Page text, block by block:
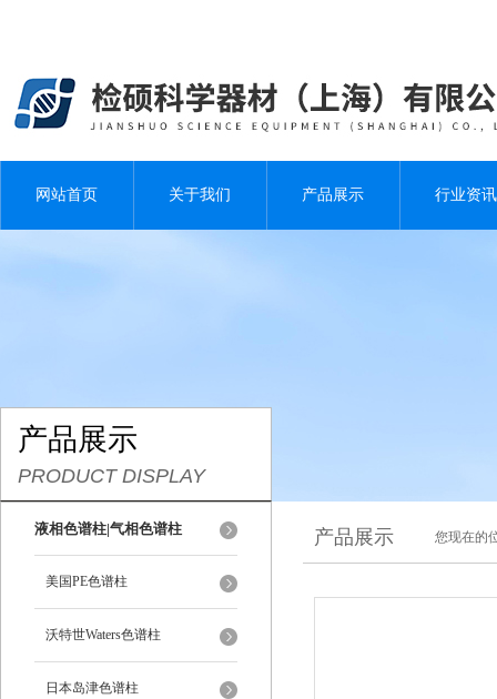
网站首页 关于我们 产品展示 行业资讯
产品展示
PRODUCT DISPLAY
液相色谱柱|气相色谱柱
美国PE色谱柱
沃特世Waters色谱柱
日本岛津色谱柱
产品展示 您现在的